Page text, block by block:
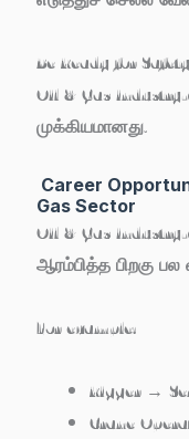
Be Ready for
Oil & Gas
முக்கியமானது.
Career
Gas Sector
Oil & Gas
ஆரம்பித்த பிறகு
For example:
Rigger →
Crane